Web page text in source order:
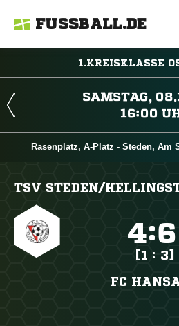
FUSSBALL.DE
1.KREISKLASSE


Rasenplatz, A-Platz - Steden, Am
TSV STEDEN/​
:
[1 : 3]
FC